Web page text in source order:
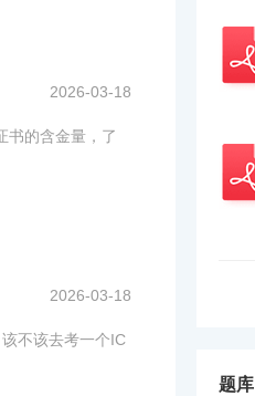
2026-03-18
书的含金量，了
2026-03-18
不该去考一个IC
题库